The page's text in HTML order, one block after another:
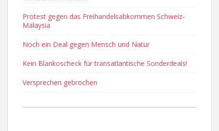
Protest gegen das Freihandelsabkommen Schweiz-
Malaysia
Noch ein Deal gegen Mensch und Natur
Kein Blankoscheck für transatlantische Sonderdeals!
Versprechen gebrochen